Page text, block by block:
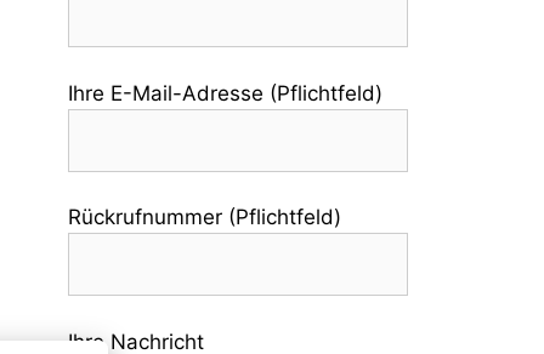
Ihre E-Mail-Adresse (Pflichtfeld)
Rückrufnummer (Pflichtfeld)
Ihre Nachricht